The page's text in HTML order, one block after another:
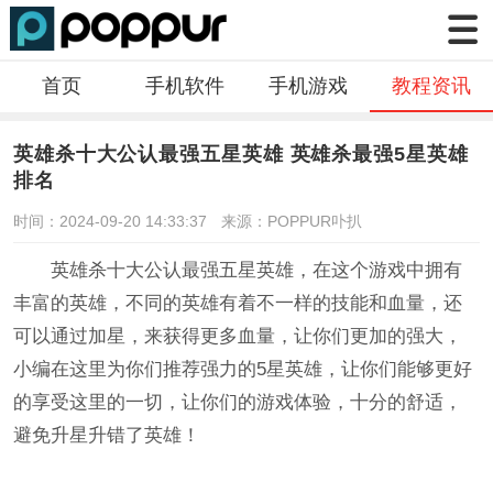
首页 手机软件 手机游戏 教程资讯
英雄杀十大公认最强五星英雄 英雄杀最强5星英雄
排名
时间：2024-09-20 14:33:37 来源：POPPUR卟扒
英雄杀十大公认最强五星英雄，在这个游戏中拥有
丰富的英雄，不同的英雄有着不一样的技能和血量，还
可以通过加星，来获得更多血量，让你们更加的强大，
小编在这里为你们推荐强力的5星英雄，让你们能够更好
的享受这里的一切，让你们的游戏体验，十分的舒适，
避免升星升错了英雄！